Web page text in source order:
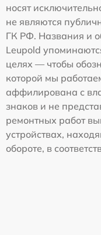
носят
не являются
ГК РФ. Названия и
Leupold
целях — чтобы
которой мы
аффилирована с
знаков и не
ремонтных работ
устройствах,
обороте, в